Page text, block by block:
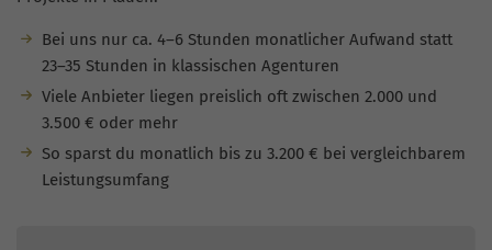
Bei uns nur ca. 4–6 Stunden monatlicher Aufwand statt
23–35 Stunden in klassischen Agenturen
Viele Anbieter liegen preislich oft zwischen 2.000 und
3.500 € oder mehr
So sparst du monatlich bis zu 3.200 € bei vergleichbarem
Leistungsumfang